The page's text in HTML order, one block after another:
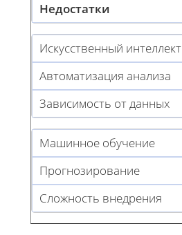
Недостатки
Искусственный интеллект
Автоматизация анализа
Зависимость от данных
Машинное обучение
Прогнозирование
Сложность внедрения